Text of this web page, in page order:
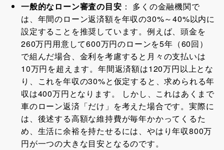
一般的なローン審査の目安 ： 多くの金融機関で
は、年間のローン返済額を年収の30%～40%以内に
設定することを推奨しています。例えば、頭金を
260万円用意して600万円のローンを5年（60回）
で組んだ場合、金利を考慮すると月々の支払いは
10万円を超えます。年間返済額は120万円以上とな
り、これを年収の30%と仮定すると、求められる年
収は400万円となります。 しかし、これはあくまで
車のローン返済「だけ」を考えた場合です。実際に
は、後述する高額な維持費が毎年かかってくるた
め、生活に余裕を持たせるには、やはり年収800万
円が一つの大きな目安となるのです。